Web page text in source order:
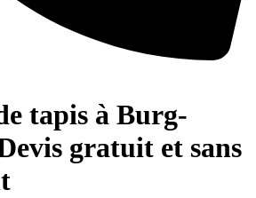
tapis à Burg-
gratuit et sans